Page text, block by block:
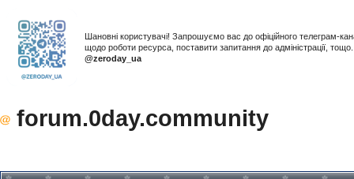
Шановні користувачі! Запрошуємо вас до офіційного телеграм-
щодо роботи ресурса, поставити запитання до адміністрації,
@zeroday_ua
forum.0day.community